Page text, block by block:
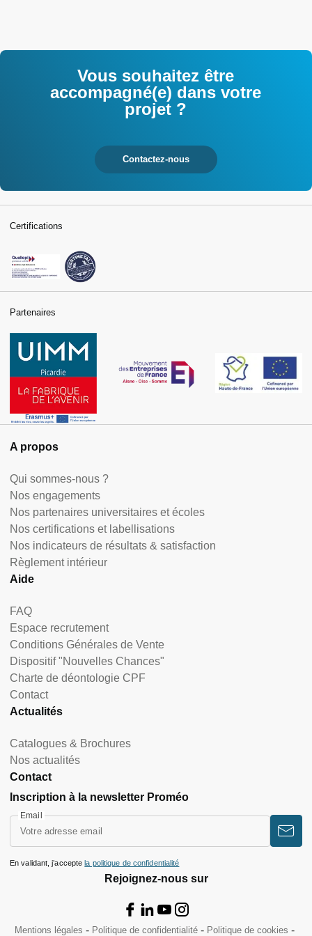
Vous souhaitez être
accompagné(e) dans votre
projet ?
Contactez-nous
A propos
Qui sommes-nous ?
Nos engagements
Nos partenaires universitaires et écoles
Nos certifications et labellisations
Nos indicateurs de résultats & satisfaction
Règlement intérieur
Aide
FAQ
Espace recrutement
Conditions Générales de Vente
Dispositif "Nouvelles Chances"
Charte de déontologie CPF
Contact
Actualités
Catalogues & Brochures
Nos actualités
Contact
Rejoignez-nous sur
Inscription à la newsletter Proméo
Email
En validant, j’acceptela politique de confidentialité
Certifications
Partenaires
Mentions légales Politique de confidentialité Politique de cookies